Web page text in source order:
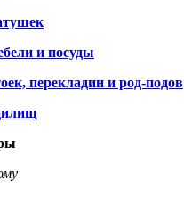
и посуды
перекладин и род-подов